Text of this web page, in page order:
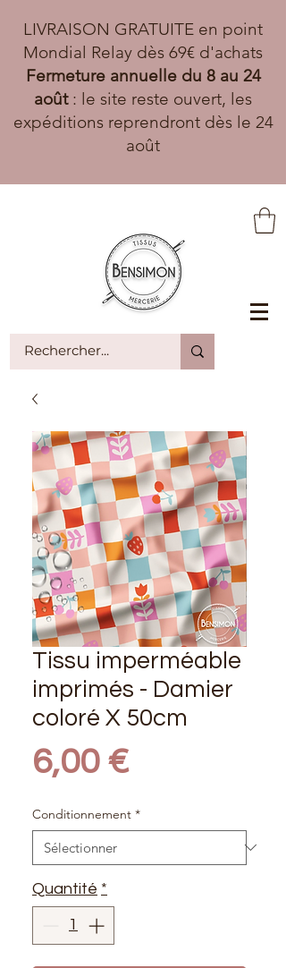
LIVRAISON GRATUITE en point
Mondial Relay dès 69€ d'achats
Fermeture annuelle du 8 au 24
août: le site reste ouvert, les
expéditions reprendront dès le 24
août
Tissu imperméable
imprimés - Damier
coloré X 50cm
6,00 €Prix
Conditionnement *
Quantité *